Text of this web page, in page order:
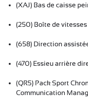
(XAJ) Bas de caisse
(250) Boîte de
(658) Direction
(470) Essieu arrière
(QR5) Pack Sport
Communication